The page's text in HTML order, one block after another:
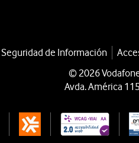
de Información
© 2026
Avda. América